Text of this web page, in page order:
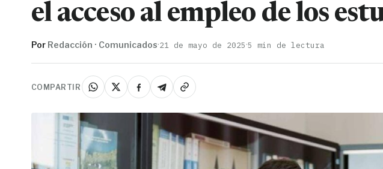
el acceso al empleo de los
Por Redacción · Comunicados·21 de mayo de 2025·5 min de lectura
COMPARTIR